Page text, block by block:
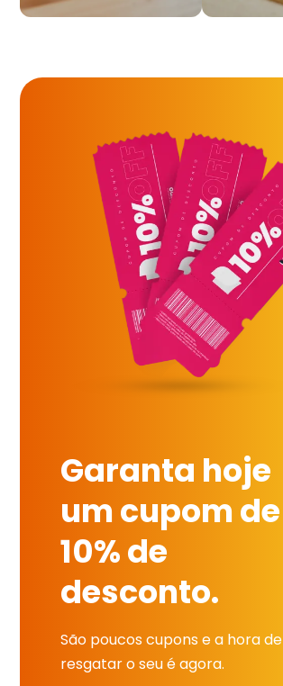
Garanta hoje
um cupom de
10% de
desconto.
São poucos cupons e a hora de
resgatar o seu é agora.